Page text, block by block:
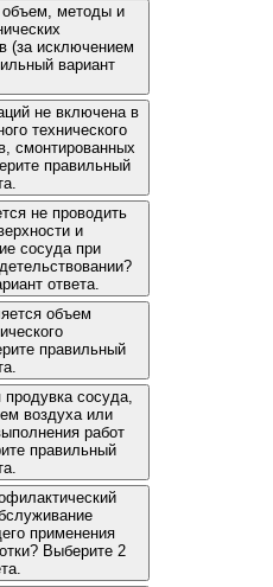
объем, методы и
(за исключением
вариант
не включена в
технического
смонтированных
правильный
не проводить
и
сосуда при
ответа.
объем
правильный
сосуда,
воздуха или
работ
правильный
применения
Выберите 2